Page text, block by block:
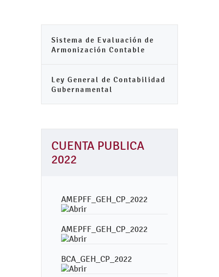
Sistema de Evaluación de
Armonización Contable
Ley General de Contabilidad
Gubernamental
CUENTA PUBLICA
2022
AMEPFF_GEH_CP_2022
AMEPFF_GEH_CP_2022
BCA_GEH_CP_2022